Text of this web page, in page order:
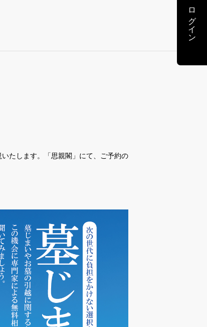
たします。「思親閣」にて、ご予約の
ログイン